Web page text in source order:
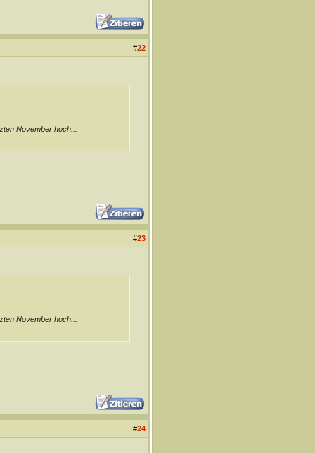
#22
November hoch...
#23
November hoch...
#24